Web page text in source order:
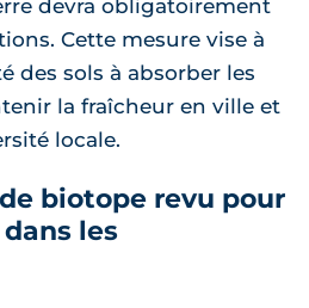
devra obligatoirement
Cette mesure vise à
des sols à absorber les
la fraîcheur en ville et
locale.
biotope revu pour
les